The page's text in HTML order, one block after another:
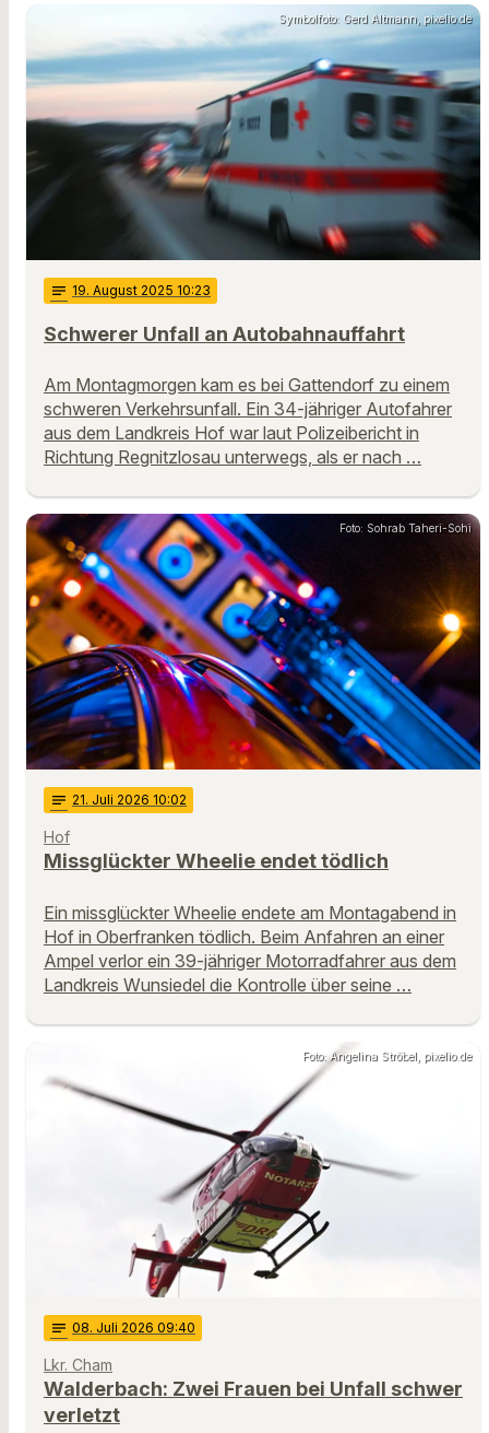
Symbolfoto: Gerd Altmann, pixelio.de
notes 19. August 2025 10:23
Schwerer Unfall an Autobahnauffahrt
Am Montagmorgen kam es bei Gattendorf zu einem
schweren Verkehrsunfall. Ein 34-jähriger Autofahrer
aus dem Landkreis Hof war laut Polizeibericht in
Richtung Regnitzlosau unterwegs, als er nach …
Foto: Sohrab Taheri-Sohi
notes 21. Juli 2026 10:02
Hof
Missglückter Wheelie endet tödlich
Ein missglückter Wheelie endete am Montagabend in
Hof in Oberfranken tödlich. Beim Anfahren an einer
Ampel verlor ein 39-jähriger Motorradfahrer aus dem
Landkreis Wunsiedel die Kontrolle über seine …
Foto: Angelina Ströbel, pixelio.de
notes 08. Juli 2026 09:40
Lkr. Cham
Walderbach: Zwei Frauen bei Unfall schwer
verletzt